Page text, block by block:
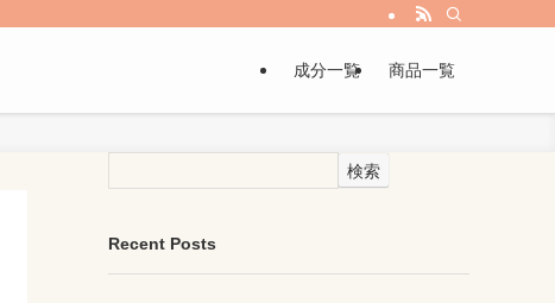
成分一覧 商品一覧
検索
Recent Posts